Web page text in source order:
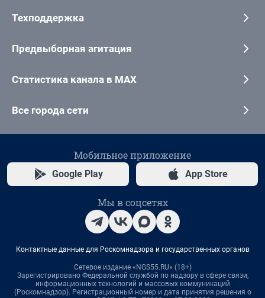
Техподдержка
Предвыборная агитация
Статистика канала в MAX
Все города сети
Мобильное приложение
Google Play App Store
Мы в соцсетях
Контактные данные для Роскомнадзора и государственных органов
Сетевое издание «NGS55.RU» (18+)
Зарегистрировано Федеральной службой по надзору в сфере связи,
информационных технологий и массовых коммуникаций
(Роскомнадзор). Регистрационный номер и дата принятия решения о